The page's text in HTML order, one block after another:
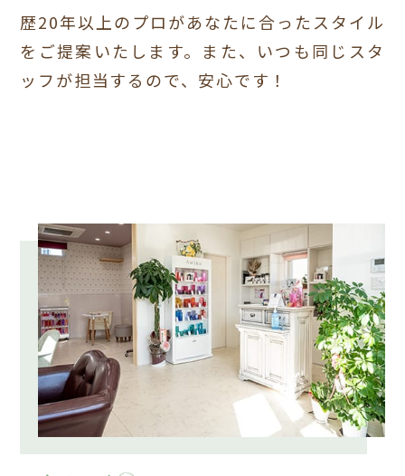
歴20年以上のプロがあなたに合ったスタイル
をご提案いたします。
また、いつも同じスタ
ッフが担当するので、安心です！